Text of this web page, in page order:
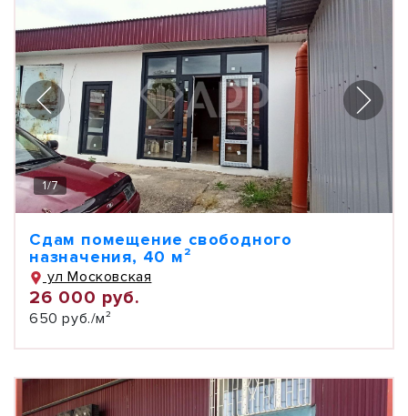
1/7
Сдам помещение свободного
назначения, 40 м²
ул Московская
26 000 руб.
650 руб./м²